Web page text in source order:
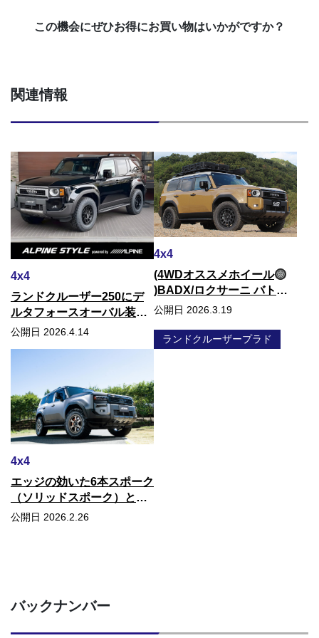
この機会にぜひお得にお買い物はいかがですか？
関連情報
4x4
ランドクルーザー250にデ
ルタフォースオーバル装着
しました！
公開日 2026.4.14
4x4
(4WDオススメホイール
)BADX/ロクサーニ バトル
シップ
公開日 2026.3.19
ランドクルーザープラド
4x4
エッジの効いた6本スポーク
（ソリッドスポーク）と、1
ピースながら圧倒的な「深
公開日 2026.2.26
バックナンバー